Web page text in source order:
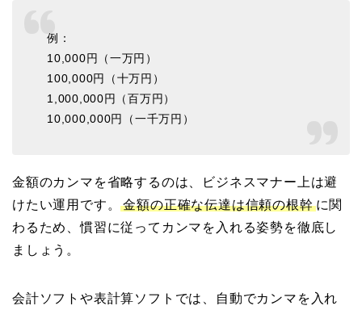
例：
10,000円（一万円）
100,000円（十万円）
1,000,000円（百万円）
10,000,000円（一千万円）
金額のカンマを省略するのは、ビジネスマナー上は避
けたい運用です。金額の正確な伝達は信頼の根幹に関
わるため、慣習に従ってカンマを入れる姿勢を徹底し
ましょう。
会計ソフトや表計算ソフトでは、自動でカンマを入れ